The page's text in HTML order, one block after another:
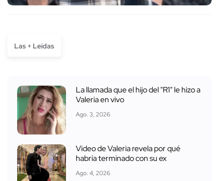
Las + Leídas
La llamada que el hijo del "R1" le hizo a
Valeria en vivo
Ago. 3, 2026
Video de Valeria revela por qué
habría terminado con su ex
Ago. 4, 2026